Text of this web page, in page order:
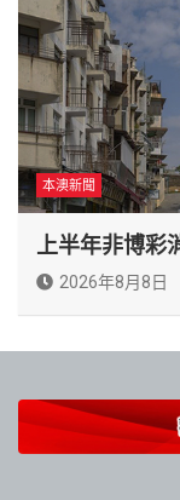
本澳新聞
上半年非博彩
2026年8月8日